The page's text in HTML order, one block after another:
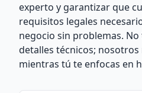
experto y garantizar que
requisitos legales
negocio sin problemas.
detalles técnicos;
mientras tú te enfocas en